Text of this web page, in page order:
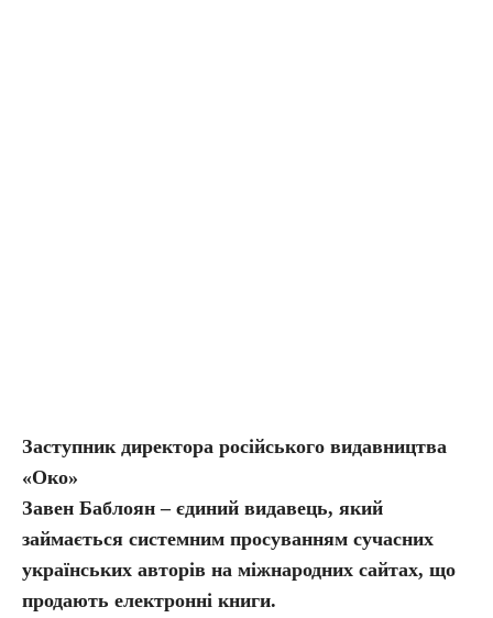
Заступник директора російського видавництва
«Око»
Завен Баблоян – єдиний видавець, який
займається системним просуванням сучасних
українських авторів на міжнародних сайтах, що
продають електронні книги.